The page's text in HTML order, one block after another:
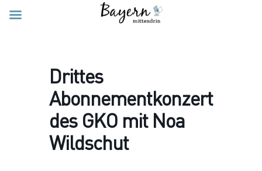
Drittes
Abonnementkonzert
des GKO mit Noa
Wildschut